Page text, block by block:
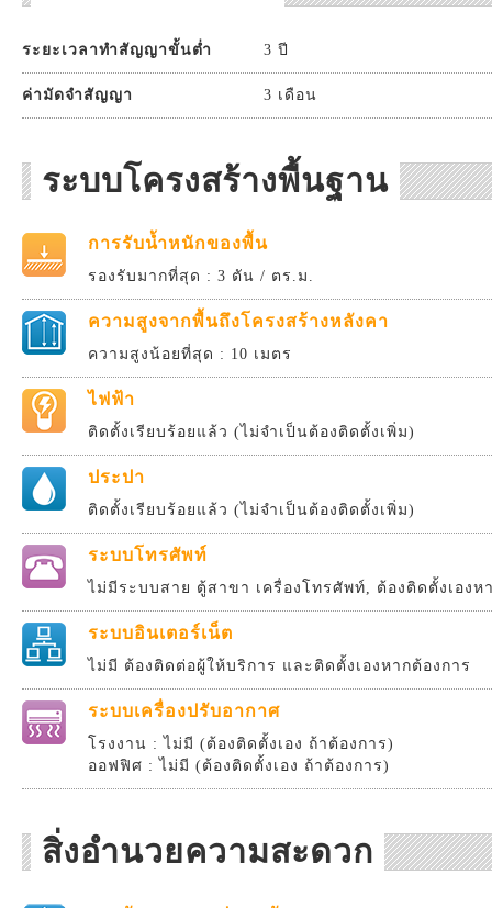
ระยะเวลาทำสัญญาขั้นต่ำ 3 ปี
ค่ามัดจำสัญญา 3 เดือน
ระบบโครงสร้างพื้นฐาน
การรับน้ำหนักของพื้น
รองรับมากที่สุด : 3 ตัน / ตร.ม.
ความสูงจากพื้นถึงโครงสร้างหลังคา
ความสูงน้อยที่สุด : 10 เมตร
ไฟฟ้า
ติดตั้งเรียบร้อยแล้ว (ไม่จำเป็นต้องติดตั้งเพิ่ม)
ประปา
ติดตั้งเรียบร้อยแล้ว (ไม่จำเป็นต้องติดตั้งเพิ่ม)
ระบบโทรศัพท์
ไม่มีระบบสาย ตู้สาขา เครื่องโทรศัพท์, ต้องติดตั้งเองห
ระบบอินเตอร์เน็ต
ไม่มี ต้องติดต่อผู้ให้บริการ และติดตั้งเองหากต้องการ
ระบบเครื่องปรับอากาศ
โรงงาน : ไม่มี (ต้องติดตั้งเอง ถ้าต้องการ)
ออฟฟิศ : ไม่มี (ต้องติดตั้งเอง ถ้าต้องการ)
สิ่งอำนวยความสะดวก